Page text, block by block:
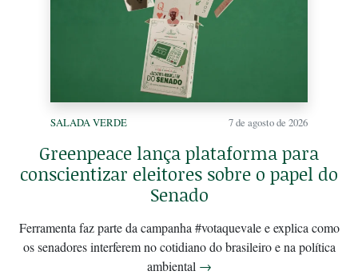
SALADA VERDE 7 de agosto de 2026
Greenpeace lança plataforma para
conscientizar eleitores sobre o papel do
Senado
Ferramenta faz parte da campanha #votaquevale e explica como
os senadores interferem no cotidiano do brasileiro e na política
ambiental →